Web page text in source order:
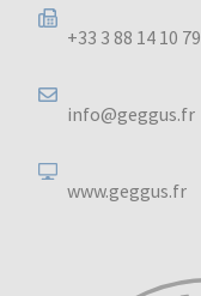
+33 3 88 14 10 79
info@geggus.fr
www.geggus.fr